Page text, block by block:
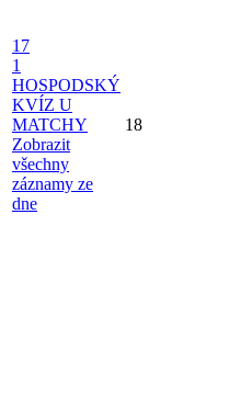
17
1
HOSPODSKÝ
KVÍZ U
MATCHY
Zobrazit
všechny
záznamy ze
dne
18